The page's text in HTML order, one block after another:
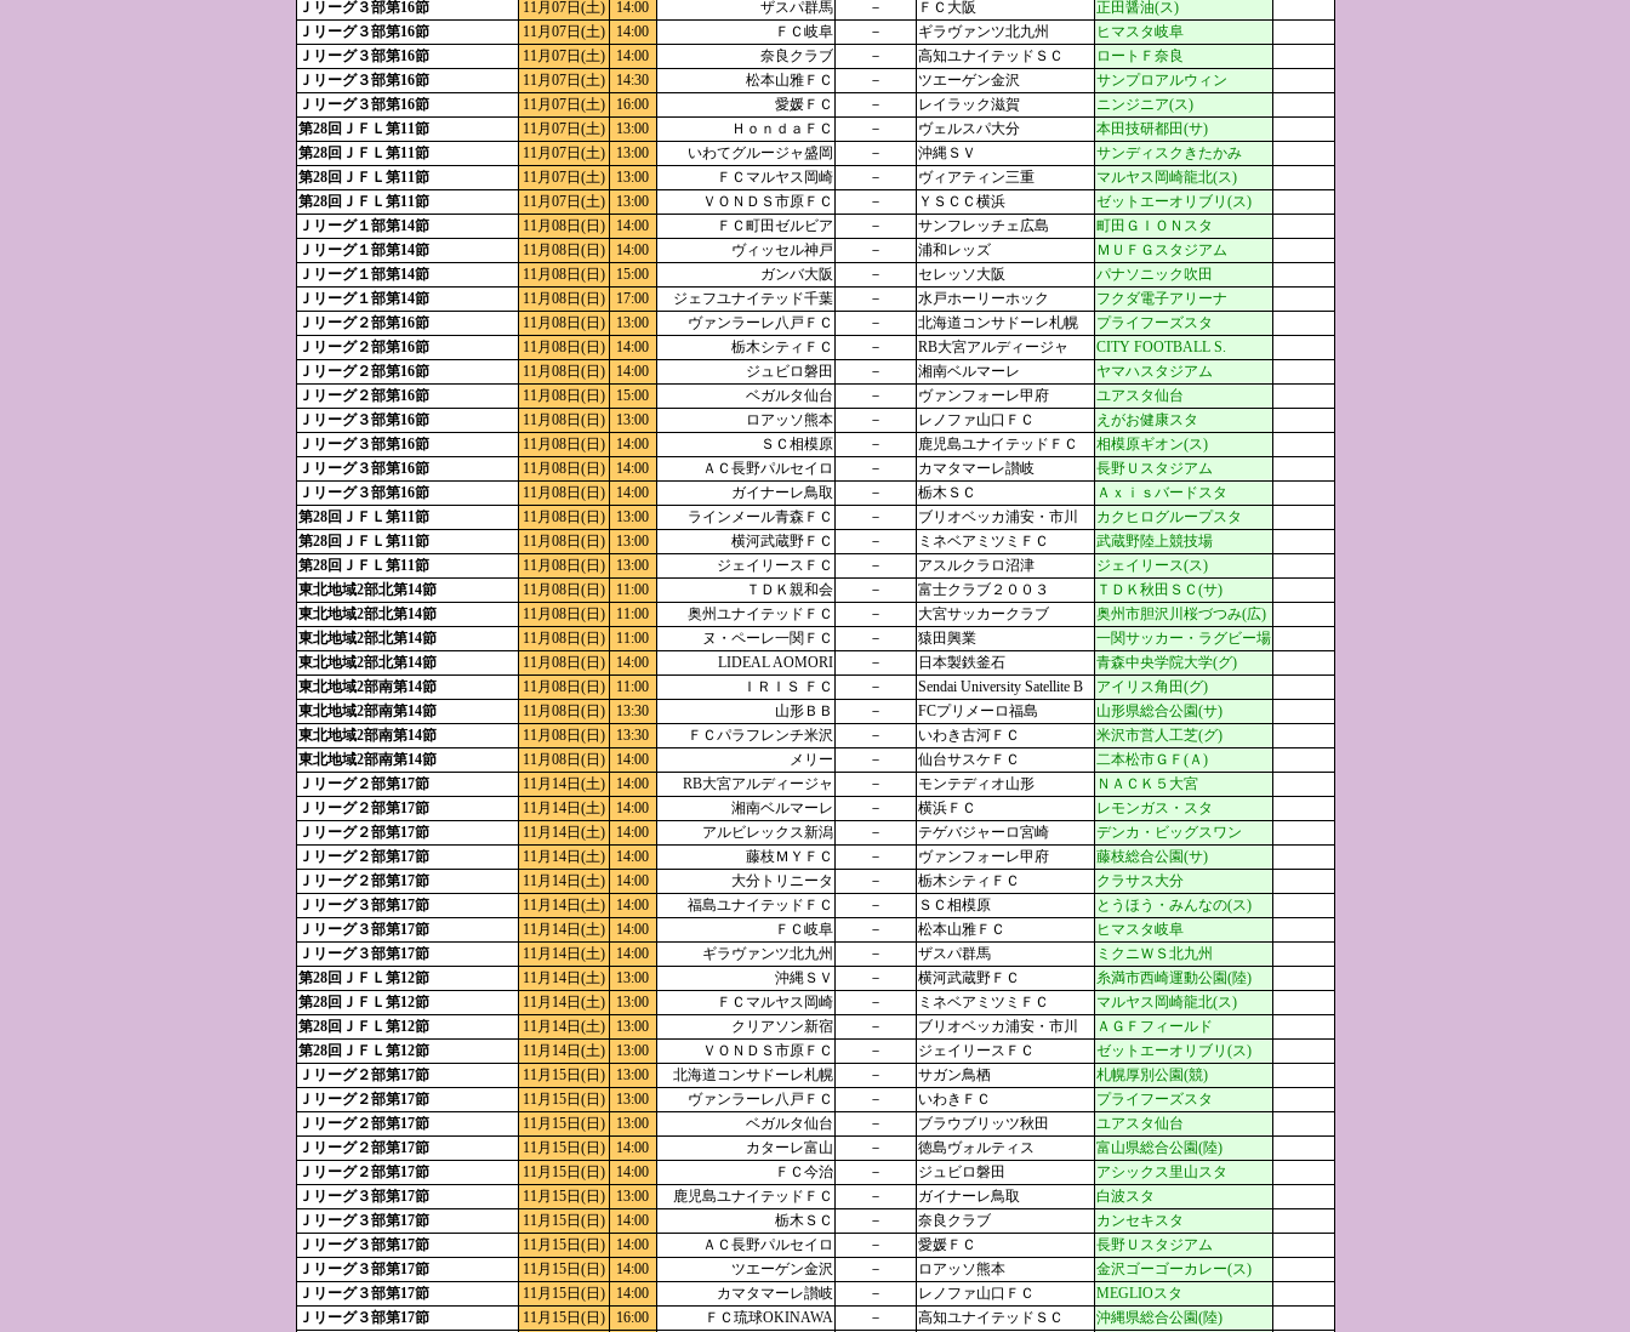
Ｊリーグ３部第16節
11月07日(土) 14:00 ザスパ群馬 － ＦＣ大阪
正田醤油(ス)
Ｊリーグ３部第16節
11月07日(土) 14:00 ＦＣ岐阜 － ギラヴァンツ北九州
ヒマスタ岐阜
Ｊリーグ３部第16節
11月07日(土) 14:00 奈良クラブ － 高知ユナイテッドＳＣ
ロートＦ奈良
Ｊリーグ３部第16節
11月07日(土) 14:30 松本山雅ＦＣ － ツエーゲン金沢
サンプロアルウィン
Ｊリーグ３部第16節
11月07日(土) 16:00 愛媛ＦＣ － レイラック滋賀
ニンジニア(ス)
第28回ＪＦＬ第11節
11月07日(土) 13:00 ＨｏｎｄａＦＣ － ヴェルスパ大分
本田技研都田(サ)
第28回ＪＦＬ第11節
11月07日(土) 13:00 いわてグルージャ盛岡 － 沖縄ＳＶ
サンディスクきたかみ
第28回ＪＦＬ第11節
11月07日(土) 13:00 ＦＣマルヤス岡崎 － ヴィアティン三重
マルヤス岡崎龍北(ス)
第28回ＪＦＬ第11節
11月07日(土) 13:00 ＶＯＮＤＳ市原ＦＣ － ＹＳＣＣ横浜
ゼットエーオリブリ(ス)
Ｊリーグ１部第14節
11月08日(日) 14:00 ＦＣ町田ゼルビア － サンフレッチェ広島
町田ＧＩＯＮスタ
Ｊリーグ１部第14節
11月08日(日) 14:00 ヴィッセル神戸 － 浦和レッズ
ＭＵＦＧスタジアム
Ｊリーグ１部第14節
11月08日(日) 15:00 ガンバ大阪 － セレッソ大阪
パナソニック吹田
Ｊリーグ１部第14節
11月08日(日) 17:00 ジェフユナイテッド千葉 － 水戸ホーリーホック
フクダ電子アリーナ
Ｊリーグ２部第16節
11月08日(日) 13:00 ヴァンラーレ八戸ＦＣ － 北海道コンサドーレ札幌
プライフーズスタ
Ｊリーグ２部第16節
11月08日(日) 14:00 栃木シティＦＣ － RB大宮アルディージャ
CITY FOOTBALL S.
Ｊリーグ２部第16節
11月08日(日) 14:00 ジュビロ磐田 － 湘南ベルマーレ
ヤマハスタジアム
Ｊリーグ２部第16節
11月08日(日) 15:00 ベガルタ仙台 － ヴァンフォーレ甲府
ユアスタ仙台
Ｊリーグ３部第16節
11月08日(日) 13:00 ロアッソ熊本 － レノファ山口ＦＣ
えがお健康スタ
Ｊリーグ３部第16節
11月08日(日) 14:00 ＳＣ相模原 － 鹿児島ユナイテッドＦＣ
相模原ギオン(ス)
Ｊリーグ３部第16節
11月08日(日) 14:00 ＡＣ長野パルセイロ － カマタマーレ讃岐
長野Ｕスタジアム
Ｊリーグ３部第16節
11月08日(日) 14:00 ガイナーレ鳥取 － 栃木ＳＣ
Ａｘｉｓバードスタ
第28回ＪＦＬ第11節
11月08日(日) 13:00 ラインメール青森ＦＣ － ブリオベッカ浦安・市川
カクヒログループスタ
第28回ＪＦＬ第11節
11月08日(日) 13:00 横河武蔵野ＦＣ － ミネベアミツミＦＣ
武蔵野陸上競技場
第28回ＪＦＬ第11節
11月08日(日) 13:00 ジェイリースＦＣ － アスルクラロ沼津
ジェイリース(ス)
東北地域2部北第14節
11月08日(日) 11:00 ＴＤＫ親和会 － 富士クラブ２００３
ＴＤＫ秋田ＳＣ(サ)
東北地域2部北第14節
11月08日(日) 11:00 奥州ユナイテッドＦＣ － 大宮サッカークラブ
奥州市胆沢川桜づつみ(広)
東北地域2部北第14節
11月08日(日) 11:00 ヌ・ペーレ一関ＦＣ － 猿田興業
一関サッカー・ラグビー場
東北地域2部北第14節
11月08日(日) 14:00 LIDEAL AOMORI － 日本製鉄釜石
青森中央学院大学(グ)
東北地域2部南第14節
11月08日(日) 11:00 ＩＲＩＳ ＦＣ － Sendai University Satellite B
アイリス角田(グ)
東北地域2部南第14節
11月08日(日) 13:30 山形ＢＢ － FCプリメーロ福島
山形県総合公園(サ)
東北地域2部南第14節
11月08日(日) 13:30 ＦＣパラフレンチ米沢 － いわき古河ＦＣ
米沢市営人工芝(グ)
東北地域2部南第14節
11月08日(日) 14:00 メリー － 仙台サスケＦＣ
二本松市ＧＦ(Ａ)
Ｊリーグ２部第17節
11月14日(土) 14:00 RB大宮アルディージャ － モンテディオ山形
ＮＡＣＫ５大宮
Ｊリーグ２部第17節
11月14日(土) 14:00 湘南ベルマーレ － 横浜ＦＣ
レモンガス・スタ
Ｊリーグ２部第17節
11月14日(土) 14:00 アルビレックス新潟 － テゲバジャーロ宮崎
デンカ・ビッグスワン
Ｊリーグ２部第17節
11月14日(土) 14:00 藤枝ＭＹＦＣ － ヴァンフォーレ甲府
藤枝総合公園(サ)
Ｊリーグ２部第17節
11月14日(土) 14:00 大分トリニータ － 栃木シティＦＣ
クラサス大分
Ｊリーグ３部第17節
11月14日(土) 14:00 福島ユナイテッドＦＣ － ＳＣ相模原
とうほう・みんなの(ス)
Ｊリーグ３部第17節
11月14日(土) 14:00 ＦＣ岐阜 － 松本山雅ＦＣ
ヒマスタ岐阜
Ｊリーグ３部第17節
11月14日(土) 14:00 ギラヴァンツ北九州 － ザスパ群馬
ミクニＷＳ北九州
第28回ＪＦＬ第12節
11月14日(土) 13:00 沖縄ＳＶ － 横河武蔵野ＦＣ
糸満市西崎運動公園(陸)
第28回ＪＦＬ第12節
11月14日(土) 13:00 ＦＣマルヤス岡崎 － ミネベアミツミＦＣ
マルヤス岡崎龍北(ス)
第28回ＪＦＬ第12節
11月14日(土) 13:00 クリアソン新宿 － ブリオベッカ浦安・市川
ＡＧＦフィールド
第28回ＪＦＬ第12節
11月14日(土) 13:00 ＶＯＮＤＳ市原ＦＣ － ジェイリースＦＣ
ゼットエーオリブリ(ス)
Ｊリーグ２部第17節
11月15日(日) 13:00 北海道コンサドーレ札幌 － サガン鳥栖
札幌厚別公園(競)
Ｊリーグ２部第17節
11月15日(日) 13:00 ヴァンラーレ八戸ＦＣ － いわきＦＣ
プライフーズスタ
Ｊリーグ２部第17節
11月15日(日) 13:00 ベガルタ仙台 － ブラウブリッツ秋田
ユアスタ仙台
Ｊリーグ２部第17節
11月15日(日) 14:00 カターレ富山 － 徳島ヴォルティス
富山県総合公園(陸)
Ｊリーグ２部第17節
11月15日(日) 14:00 ＦＣ今治 － ジュビロ磐田
アシックス里山スタ
Ｊリーグ３部第17節
11月15日(日) 13:00 鹿児島ユナイテッドＦＣ － ガイナーレ鳥取
白波スタ
Ｊリーグ３部第17節
11月15日(日) 14:00 栃木ＳＣ － 奈良クラブ
カンセキスタ
Ｊリーグ３部第17節
11月15日(日) 14:00 ＡＣ長野パルセイロ － 愛媛ＦＣ
長野Ｕスタジアム
Ｊリーグ３部第17節
11月15日(日) 14:00 ツエーゲン金沢 － ロアッソ熊本
金沢ゴーゴーカレー(ス)
Ｊリーグ３部第17節
11月15日(日) 14:00 カマタマーレ讃岐 － レノファ山口ＦＣ
MEGLIOスタ
Ｊリーグ３部第17節
11月15日(日) 16:00 ＦＣ琉球OKINAWA － 高知ユナイテッドＳＣ
沖縄県総合公園(陸)